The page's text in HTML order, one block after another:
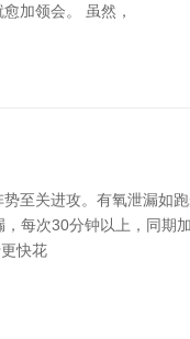
加领会。 虽然，
至关进攻。有氧泄漏如
每次30分钟以上，同期
快花